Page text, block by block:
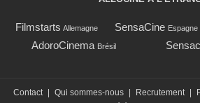
Filmstarts Allemagne SensaCine Espagne
AdoroCinema Brésil
Contact Qui sommes-nous Recrutement